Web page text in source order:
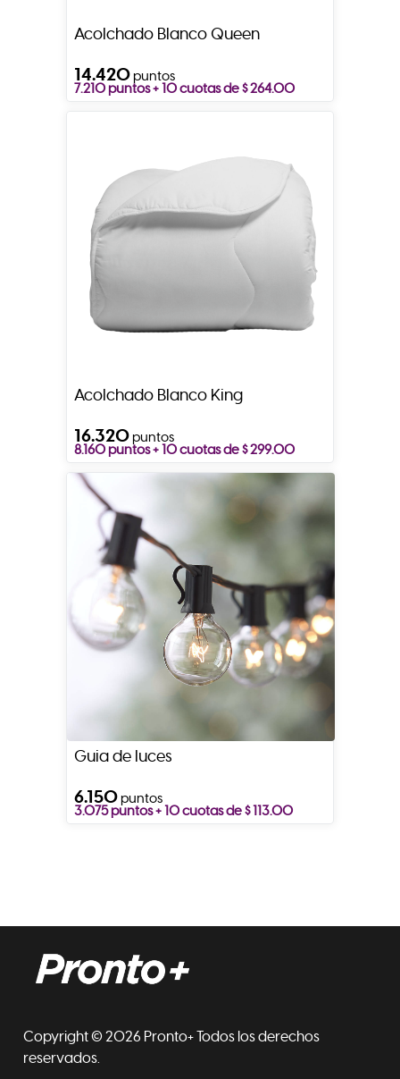
Acolchado Blanco Queen
14.420puntos
7.210 puntos + 10 cuotas de $ 264.00
Acolchado Blanco King
16.320puntos
8.160 puntos + 10 cuotas de $ 299.00
Guia de luces
6.150puntos
3.075 puntos + 10 cuotas de $ 113.00
Copyright © 2026 Pronto+ Todos los derechos
reservados.